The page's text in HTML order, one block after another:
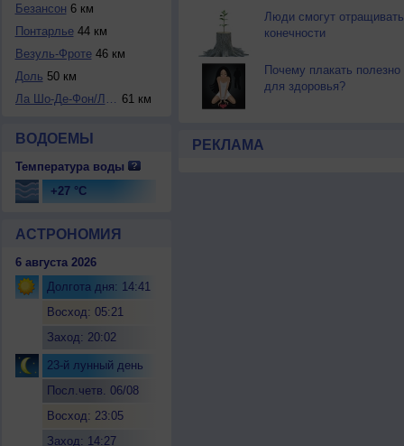
Безансон 6 км
Понтарлье44 км
Везуль-Фроте46 км
Доль 50 км
Ла Шо-Де-Фон/Лез ... 61 км
ВОДОЕМЫ
Температура воды
+27 °C
АСТРОНОМИЯ
6 августа 2026
Долгота дня: 14:41
Восход: 05:21
Заход: 20:02
23-й лунный день
Посл.четв. 06/08
Восход: 23:05
Заход: 14:27
Люди смогут отращивать
конечности
Почему плакать полезно
для здоровья?
РЕКЛАМА